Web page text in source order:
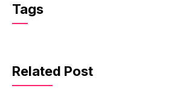
Tags
Related Post